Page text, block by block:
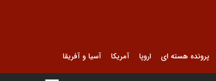
پرونده هسته ای اروپا آمریکا آسیا و آفریقا